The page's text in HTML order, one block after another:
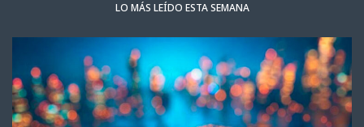
LO MÁS LEÍDO ESTA SEMANA